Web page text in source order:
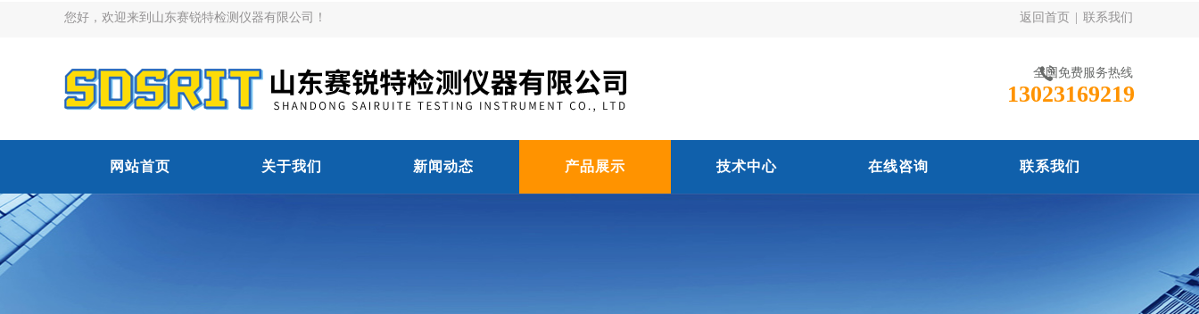
您好，欢迎来到山东赛锐特检测仪器有限公司！ 返回首页 联系我们
全国免费服务热线
13023169219
网站首页 关于我们 新闻动态 产品展示 技术中心 在线咨询 联系我们